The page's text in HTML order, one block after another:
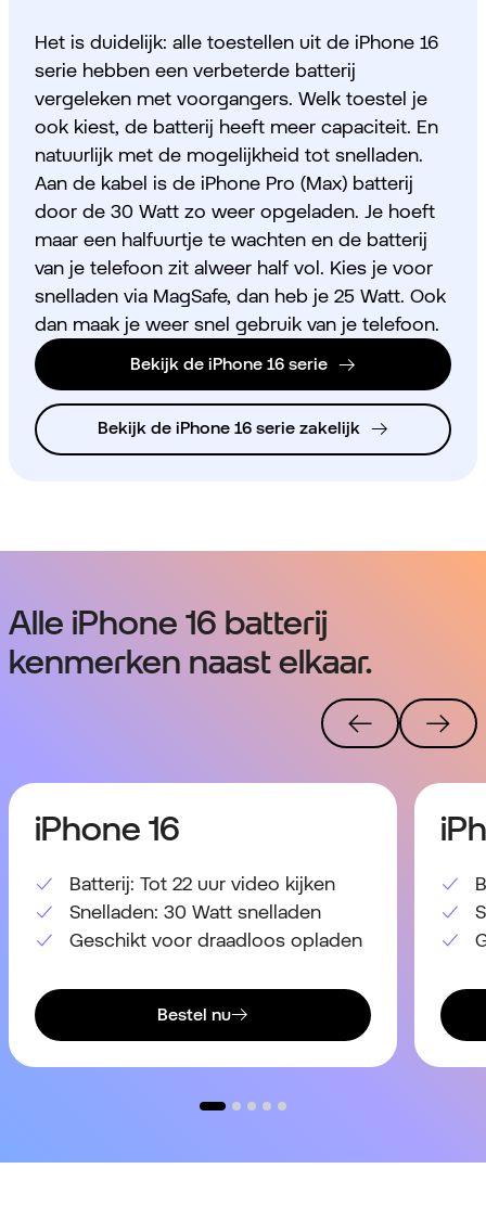
Het is duidelijk: alle toestellen uit de iPhone 16
serie hebben een verbeterde batterij
vergeleken met voorgangers. Welk toestel je
ook kiest, de batterij heeft meer capaciteit. En
natuurlijk met de mogelijkheid tot snelladen.
Aan de kabel is de iPhone Pro (Max) batterij
door de 30 Watt zo weer opgeladen. Je hoeft
maar een halfuurtje te wachten en de batterij
van je telefoon zit alweer half vol. Kies je voor
snelladen via MagSafe, dan heb je 25 Watt. Ook
dan maak je weer snel gebruik van je telefoon.
Bekijk de iPhone 16 serie
Bekijk de iPhone 16 serie zakelijk
Alle iPhone 16 batterij
kenmerken naast elkaar.
iPhone 16
Batterij: Tot 22 uur video kijken
Snelladen: 30 Watt snelladen
Geschikt voor draadloos opladen
Bestel nu